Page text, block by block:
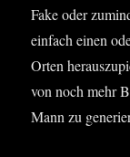
Fake oder
ein­fach einen
Orten
von noch mehr
Mann zu